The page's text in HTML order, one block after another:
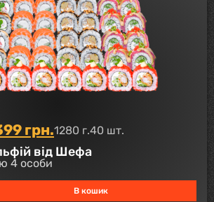
грн.1280 г.40 шт.
від Шефа
4 особи
В кошик